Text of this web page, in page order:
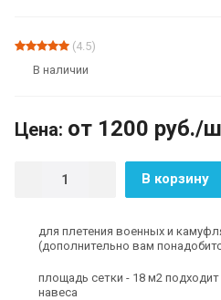
(4.5)
В наличии
Цена: от 1200 руб./
В корзину
для плетения военных и
(дополнительно вам
площадь сетки - 18 м2 подходит
навеса